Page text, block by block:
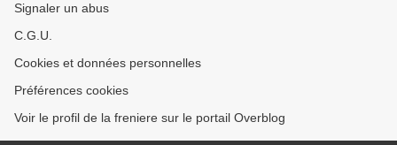
Signaler un abus
C.G.U.
Cookies et données personnelles
Préférences cookies
Voir le profil de la freniere sur le portail Overblog